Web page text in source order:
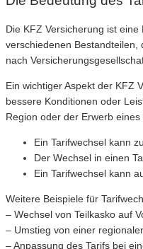
Die KFZ Versicherung ist
verschiedenen Bestandteilen,
nach
Ein wichtiger Aspekt der KFZ
bessere Konditionen oder
Region oder der Erwerb eines
Ein Tarifwechsel kann
Der Wechsel in einen
Ein Tarifwechsel kann
Weitere Beispiele für
– Wechsel von Teilkasko auf
– Umstieg von einer
– Anpassung des Tarifs bei